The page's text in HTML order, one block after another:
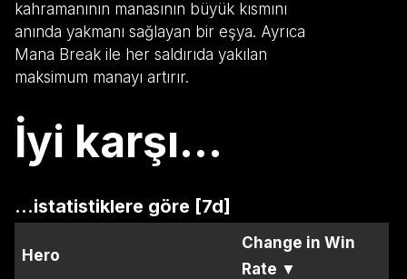
kahramanının manasının büyük kısmını
anında yakmanı sağlayan bir eşya. Ayrıca
Mana Break ile her saldırıda yakılan
maksimum manayı artırır.
İyi karşı...
...istatistiklere göre [7d]
Hero
Change in Win
Rate ▼